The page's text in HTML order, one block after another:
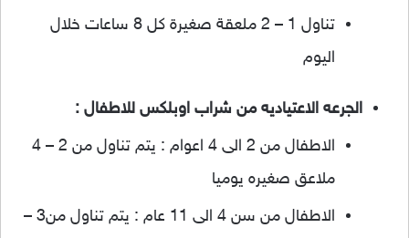
تناول 1 – 2 ملعقة صغيرة كل 8 ساعات خلال
اليوم
الجرعه الاعتياديه من شراب اوبلكس للاطفال :
الاطفال من 2 الى 4 اعوام : يتم تناول من 2 – 4
ملاعق صغيره يوميا
الاطفال من سن 4 الى 11 عام : يتم تناول من3 –